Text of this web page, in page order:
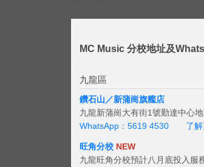
MC Music 分校地址及
九龍區
鑽石山／新蒲崗旗艦店
九龍新蒲崗大有街1號勤達中心
WhatsApp：5619 4530
了
旺角分校 NEW
九龍旺角分校預計八月底投入服